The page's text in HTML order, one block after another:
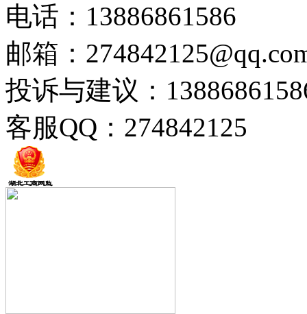
电话：13886861586
邮箱：
投诉与建议：
客服QQ：274842125